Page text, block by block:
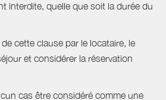
interdite, quelle que soit la durée du
cette clause par le locataire, le
et considérer la réservation
cas être considéré comme une